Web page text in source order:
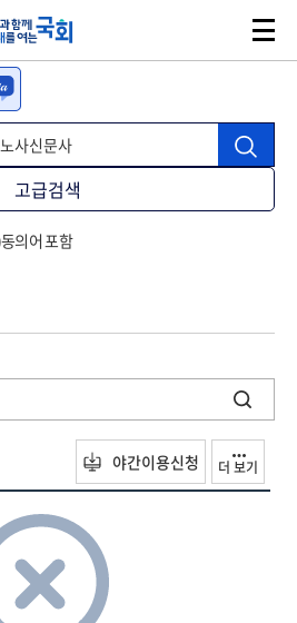
고급검색
동의어 포함
야간이용신청 더 보기